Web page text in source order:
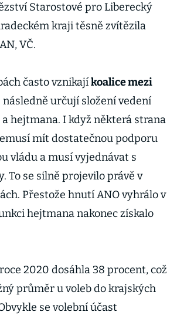
Starostové pro Liberecký
kraji těsně zvítězila
VČ.
často vznikajíkoalice mezi
následně určují složení vedení
hejtmana. I když některá strana
mít dostatečnou podporu
vládu a musí vyjednávat s
To se silně projevilo právě v
Přestože hnutí ANO vyhrálo v
hejtmana nakonec získalo
2020 dosáhla 38 procent, což
průměr u voleb do krajských
se volební účast